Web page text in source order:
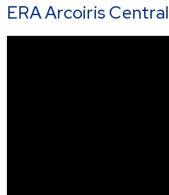
ERA Arcoiris Central